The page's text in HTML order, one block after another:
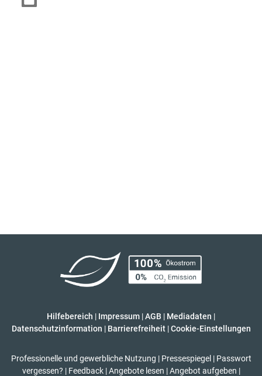
Hilfebereich | Impressum |AGB | Mediadaten |
Datenschutzinformation | Barrierefreiheit | Cookie-Einstellungen
Professionelle und gewerbliche Nutzung | Pressespiegel | Passwort
vergessen? | Feedback | Angebote lesen | Angebot aufgeben |